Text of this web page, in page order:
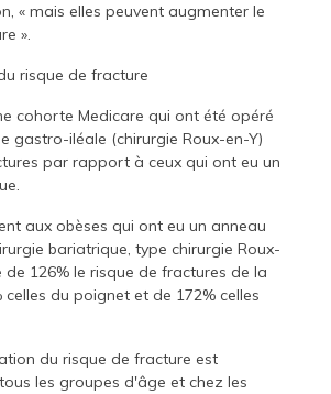
« mais elles peuvent augmenter le
».
risque de fracture
cohorte Medicare qui ont été opéré
gastro-iléale (chirurgie Roux-en-Y)
par rapport à ceux qui ont eu un
aux obèses qui ont eu un anneau
bariatrique, type chirurgie Roux-
de 126% le risque de fractures de la
celles du poignet et de 172% celles
du risque de fracture est
les groupes d'âge et chez les